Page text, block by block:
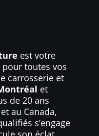
est votre
toutes vos
carrosserie et
et
de 20 ans
au Canada,
s’engage